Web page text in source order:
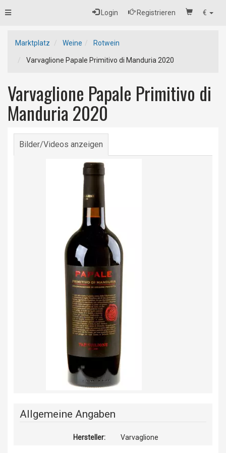
€
Login Registrieren
Toggle
Marktplatz Weine Rotwein
Varvaglione Papale Primitivo di Manduria 2020
Varvaglione Papale Primitivo di
Manduria 2020
Bilder/Videos anzeigen
Allgemeine Angaben
Hersteller: Varvaglione